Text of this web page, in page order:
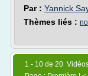
Par : Yannick
Thèmes liés :
1 - 10 de 20